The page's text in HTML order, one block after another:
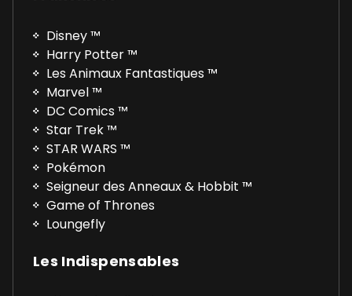
Disney ™
Harry Potter ™
Les Animaux Fantastiques ™
Marvel ™
DC Comics ™
Star Trek ™
STAR WARS ™
Pokémon
Seigneur des Anneaux & Hobbit ™
Game of Thrones
Loungefly
Les Indispensables